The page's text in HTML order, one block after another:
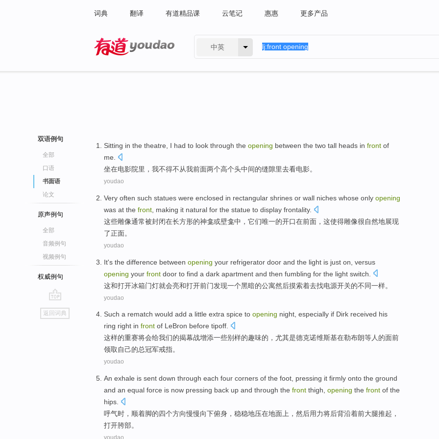
词典 翻译 有道精品课 云笔记 惠惠 更多产品
中英
双语例句
全部
口语
书面语
论文
原声例句
全部
音频例句
视频例句
权威例句
go
top
返回词典
Sitting in the theatre I had to look through the opening between the two tall heads in front of
me
坐在电影院里， 我不得不从我前面两个高个头中间的缝隙里去看电影。
youdao
Very often such statues were enclosed in rectangular shrines or wall niches whose only opening
was at the front making it natural for the statue to display frontality.
这些雕像通常被封闭在长方形的神龛或壁龛中 ，它们唯一的开口在前面 ， 这使得雕像很自然地展现
了正面。
youdao
It's the difference between opening your refrigerator door and the light is just on, versus
opening your front door to find a dark apartment and then fumbling for the light switch
这和打开冰箱门灯就会亮和打开前门发现一个黑暗的公寓然后摸索着去找电源开关的不同一样。
youdao
Such a rematch would add a little extra spice to opening night, especially if Dirk received his
ring right in front of LeBron before tipoff.
这样的重赛将会给我们的揭幕战增添一些别样的趣味的， 尤其是德克诺维斯基在勒布朗等人的面前
领取 自己的总冠军戒指。
youdao
An exhale is sent down through each four corners of the foot pressing it firmly onto the ground
and an equal force is now pressing back up and through the front thigh opening the front of the
hips
呼气时 ， 顺着脚的四个方向慢慢向下俯身 ， 稳稳地压在地面 上， 然后用力将后背沿着前大腿推起 ，
打开胯部。
youdao